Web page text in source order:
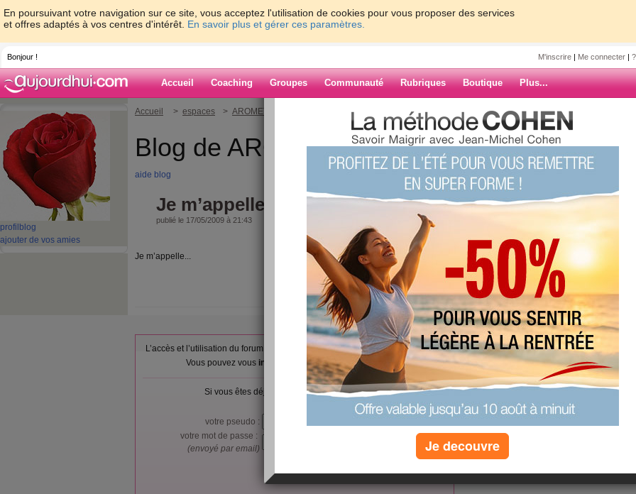
En poursuivant votre navigation sur ce site, vous acceptez l'utilisation de cookies pour vous proposer des services
et offres adaptés à vos centres d'intérêt. En savoir plus et gérer ces paramètres.
Bonjour ! M'inscrire | Me connecter |
Accueil Coaching Groupes Communauté Rubriques Boutique Plus...
profil blog
ajouter de vos amies
Accueil > espaces > AROMETTE > Je m’appelle Caroline
Blog de AROMETTE
aide blog
Je m’appelle Caroline
publié le 17/05/2009 à 21:43
Je m’appelle...
(0) commentaires
L’accès et l’utilisation du forum sont réservés aux membres d'Aujourdhui.com.
Vous pouvez vous inscrire gratuitement encliquant ici.
Si vous êtes déjà membre, connectez-vous ici :
votre pseudo :
votre mot de passe :
(envoyé par email)
ARCHIVES
Je decouvre